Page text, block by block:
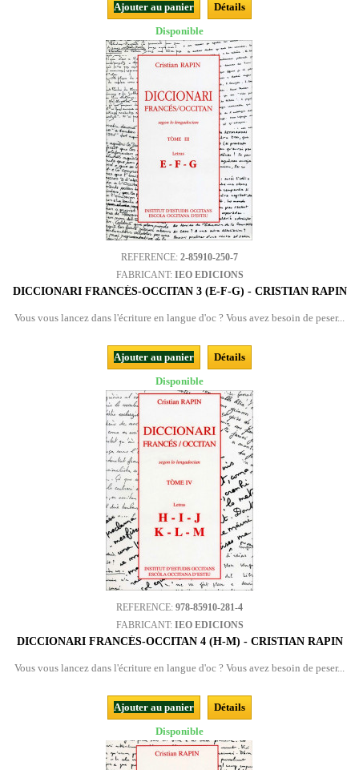
Ajouter au panier
Détails
Disponible
REFERENCE: 2-85910-250-7
FABRICANT: IEO EDICIONS
DICCIONARI FRANCÉS-OCCITAN 3 (E-F-G) - CRISTIAN RAPIN
Vous vous lancez dans l'écriture en langue d'oc ? Vous avez besoin de peser...
Ajouter au panier
Détails
Disponible
REFERENCE: 978-85910-281-4
FABRICANT: IEO EDICIONS
DICCIONARI FRANCÉS-OCCITAN 4 (H-M) - CRISTIAN RAPIN
Vous vous lancez dans l'écriture en langue d'oc ? Vous avez besoin de peser...
Ajouter au panier
Détails
Disponible